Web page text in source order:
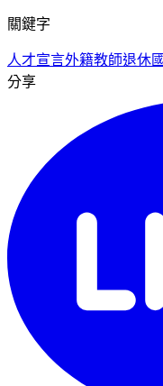
關鍵字
人才宣言外籍教師退休
分享